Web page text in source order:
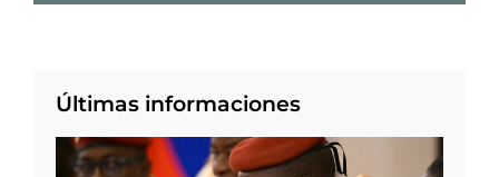
Últimas informaciones